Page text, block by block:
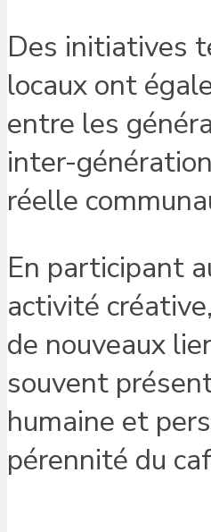
Des initiatives
locaux ont
entre les
inter-
réelle
En participant
activité
de nouveaux
souvent
humaine et
pérennité du